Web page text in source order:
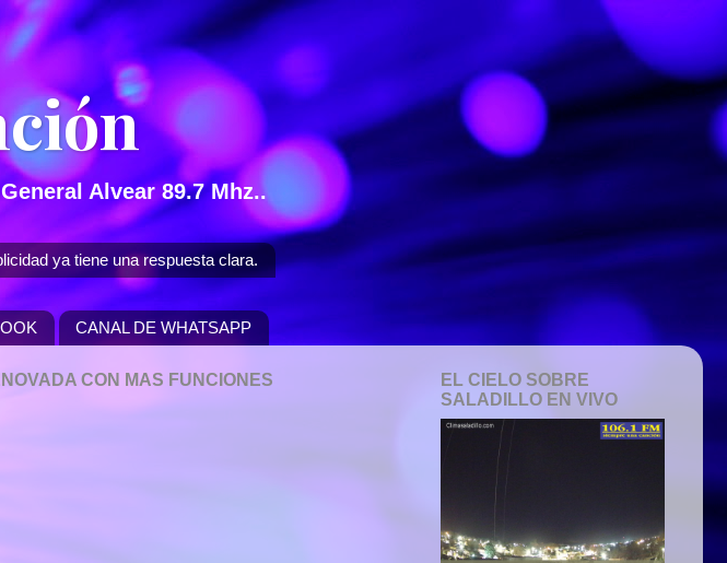
Alvear 89.7 Mhz..
ya tiene una respuesta clara.
CANAL DE WHATSAPP
CON MAS FUNCIONES
EL CIELO SOBRE
SALADILLO EN VIVO